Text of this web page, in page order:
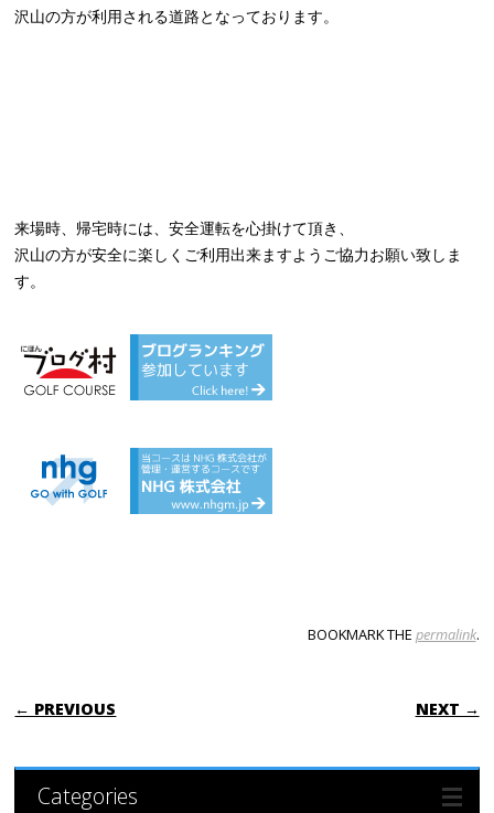
沢山の方が利用される道路となっております。
来場時、帰宅時には、安全運転を心掛けて頂き、
沢山の方が安全に楽しくご利用出来ますようご協力お願い致しま
す。
BOOKMARK THE permalink.
POST NAVIGATION
← PREVIOUS NEXT →
Categories